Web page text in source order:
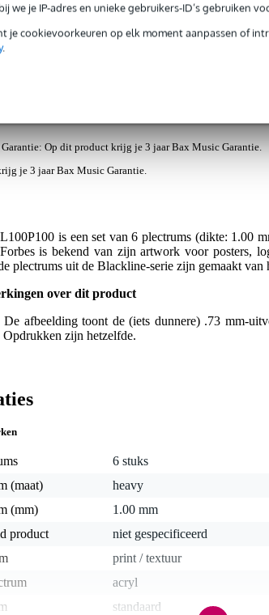
we je IP-adres en unieke gebruikers-ID’s gebruiken
je cookievoorkeuren op elk moment aanpassen of
.
Reviews (5)
: Op dit product krijg je 3 jaar Bax Music Garantie.
je 3 jaar Bax Music Garantie.
is een set van 6 plectrums (dikte: 1.00
is bekend van zijn artwork voor posters,
plectrums uit de Blackline-serie zijn gemaakt van
over dit product
afbeelding toont de (iets dunnere) .73 mm-
Opdrukken zijn hetzelfde.
6 stuks
(maat)
heavy
(mm)
1.00 mm
product
niet gespecificeerd
print / textuur
acryl
standaard